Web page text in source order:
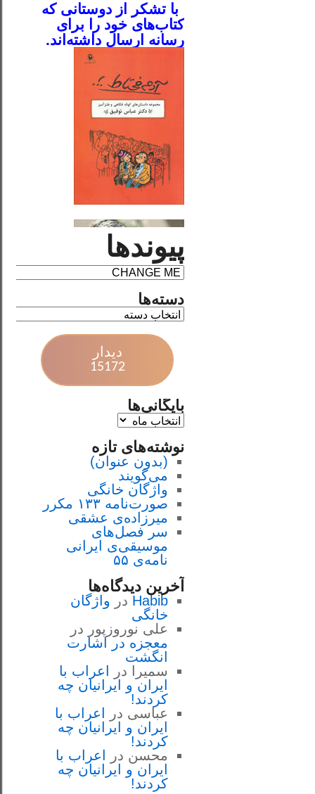
با تشکر از دوستانی که
کتاب‌های خود را برای
رسانه ارسال داشته‌اند.
پیوندها
دسته‌ها
دیدار
15172
بایگانی‌ها
نوشته‌های تازه
(بدون عنوان)
می‌گویند
واژگان خانگی
صورت‌نامه ۱۳۳ مکرر
میرزاده‌ی عشقی
سر فصل‌هاى
موسيقى‌ی ايرانى
نامه‌ی ۵۵
آخرین دیدگاه‌ها
Habib در واژگان
خانگی
علی نوروزپور در
معجزه در اشارت
انگشت
سمیرا
در
اعراب با
ايران و ايرانيان چه
كردند!
عباسی در
اعراب با
ايران و ايرانيان چه
كردند!
محسن در
اعراب با
ايران و ايرانيان چه
كردند!